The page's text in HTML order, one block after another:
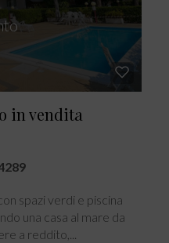
in vendita
spazi verdi e piscina
una casa al mare da
a reddito,...